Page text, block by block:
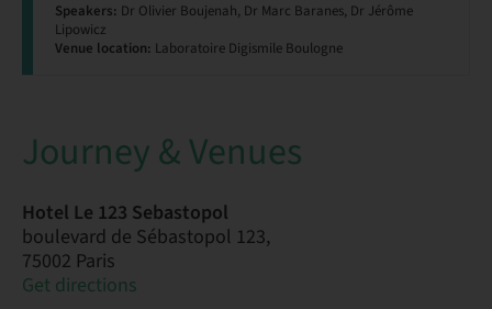
Speakers: Dr Olivier Boujenah, Dr Marc Baranes, Dr Jérôme
Lipowicz
Venue location: Laboratoire Digismile Boulogne
Journey & Venues
Hotel Le 123 Sebastopol
boulevard de Sébastopol 123,
75002 Paris
Get directions